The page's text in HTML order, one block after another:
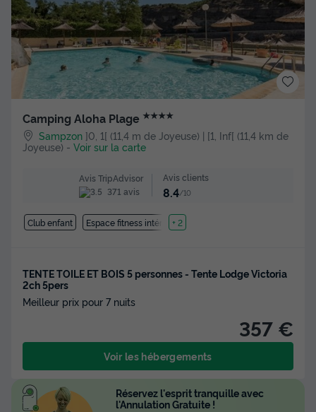
Camping Aloha Plage ★★★★
Sampzon ]0, 1[ (11,4 m de Joyeuse) | [1, Inf[ (11,4 km de
Joyeuse) - Voir sur la carte
Avis TripAdvisor
371 avis
Avis clients
8.4/10
Club enfant Espace fitness intérieure
+ 2
TENTE TOILE ET BOIS 5 personnes - Tente Lodge Victoria
2ch 5pers
Meilleur prix pour 7 nuits
357 €
Voir les hébergements
Réservez l'esprit tranquille avec
l'Annulation Gratuite !